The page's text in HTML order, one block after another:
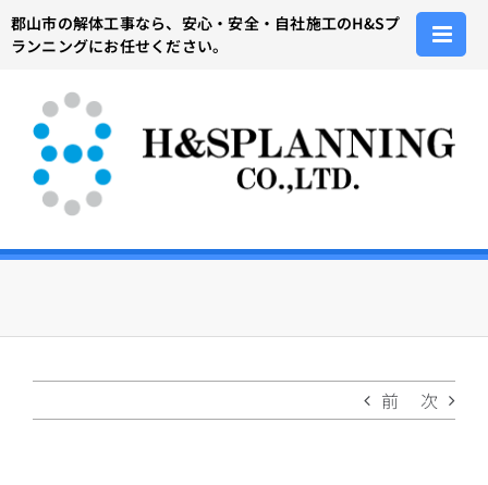
Skip
to
郡山市の解体工事なら、安心・安全・自社施工のH&Sプ
ランニングにお任せください。
前 次